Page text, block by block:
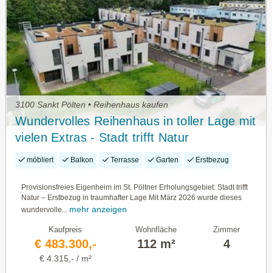
3100 Sankt Pölten • Reihenhaus kaufen
Wundervolles Reihenhaus in toller Lage mit
vielen Extras - Stadt trifft Natur
möbliert Balkon Terrasse Garten Erstbezug
Provisionsfreies Eigenheim im St. Pöltner Erholungsgebiet: Stadt trifft
Natur – Erstbezug in traumhafter Lage Mit März 2026 wurde dieses
wundervolle...
mehr anzeigen
Kaufpreis
€ 483.300,-
€ 4.315,- / m²
Wohnfläche
112 m²
Zimmer
4